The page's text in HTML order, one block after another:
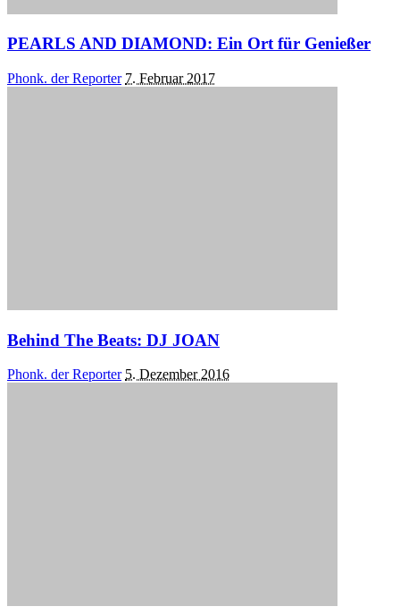
PEARLS AND DIAMOND: Ein Ort für Genießer
Posted
Phonk. der Reporter 7. Februar 2017
Behind The Beats: DJ JOAN
Posted
Phonk. der Reporter 5. Dezember 2016